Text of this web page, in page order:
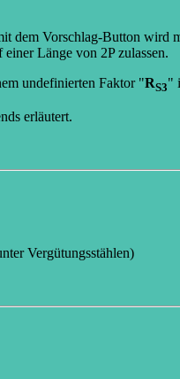
dem Vorschlag-Button wird
Länge von 2P zulassen.
undefinierten Faktor "RS3"
erläutert.
Vergütungsstählen)